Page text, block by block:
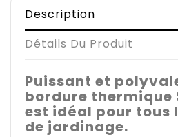
Description
Détails Du Produit
Puissant et
bordure thermique
est idéal pour tous
de jardinage.